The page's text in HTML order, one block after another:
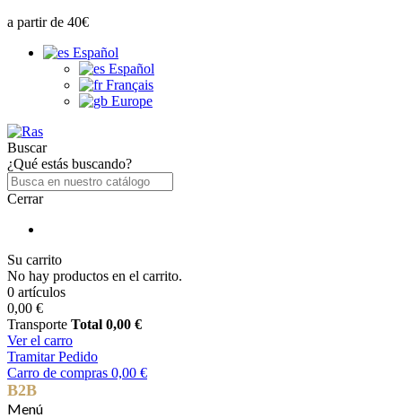
a partir de 40€
Español
Español
Français
Europe
Buscar
¿Qué estás buscando?
Cerrar
Su carrito
No hay productos en el carrito.
0 artículos
0,00 €
Transporte Total 0,00 €
Ver el carro
Tramitar Pedido
Carro de compras 0,00 €
B2B
Menú